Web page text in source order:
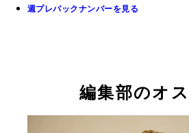
週プレバックナンバーを見る
編集部のオ